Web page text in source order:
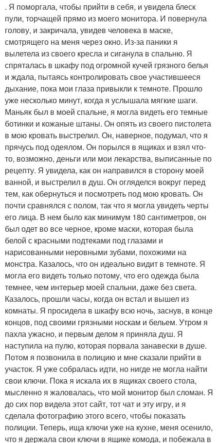
. Я поморгала, чтобы прийти в себя, и увидела блеск
пули, торчащей прямо из моего монитора. И повернула
голову, и закричала, увидев человека в маске,
смотрящего на меня через окно. Из-за паники я
вылетела из своего кресла и сиганула в спальню. Я
спряталась в шкафу под огромной кучей грязного белья
и ждала, пытаясь контролировать свое участившееся
дыхание, пока мои глаза привыкли к темноте. Прошло
уже несколько минут, когда я услышала мягкие шаги.
Маньяк был в моей спальне, я могла видеть его темные
ботинки и кожаные штаны. Он опять из своего пистолета
в мою кровать выстрелил. Он, наверное, подумал, что я
прячусь под одеялом. Он порылся в ящиках и взял что-
то, возможно, деньги или мои лекарства, выписанные по
рецепту. Я увидела, как он направился в сторону моей
ванной, и выстрелил в душ. Он огляделся вокруг перед
тем, как обернуться и посмотреть под мою кровать. Он
почти сравнялся с полом, так что я могла увидеть черты
его лица. В нем было как минимум 180 сантиметров, он
был одет во все черное, кроме маски, которая была
белой с красными подтеками под глазами и
нарисованными неровными зубами, похожими на
монстра. Казалось, что он идеально видит в темноте. Я
могла его видеть только потому, что его одежда была
темнее, чем интерьер моей спальни, даже без света.
Казалось, прошли часы, когда он встал и вышел из
комнаты. Я просидела в шкафу всю ночь, заснув, в конце
концов, под своими грязными носкам и бельем. Утром я
пахла ужасно, и первым делом я приняла душ. Я
наступила на пулю, которая порвала занавески в душе.
Потом я позвонила в полицию и мне сказали прийти в
участок. Я уже собралась идти, но нигде не могла найти
свои ключи. Пока я искала их в ящиках своего стола,
мысленно я жаловалась, что мой монитор был сломан. Я
до сих пор видела этот сайт, тот чат и эту игру, и я
сделала фотографию этого всего, чтобы показать
полиции. Теперь, ища ключи уже на кухне, меня осенило,
что я держала свои ключи в ящике комода, и побежала в